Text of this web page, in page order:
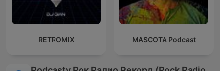
RETROMIX MASCOTA Podcast